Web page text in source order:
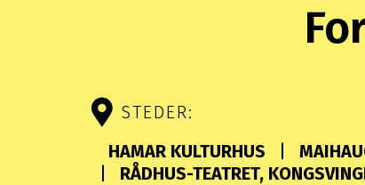
STEDER:
HAMAR KULTURHUS
RÅDHUS-TEATRET,